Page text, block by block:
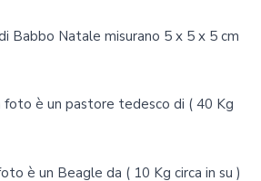
Babbo Natale misurano 5 x 5 x 5 cm
foto è un pastore tedesco di ( 40 Kg
è un Beagle da ( 10 Kg circa in su )